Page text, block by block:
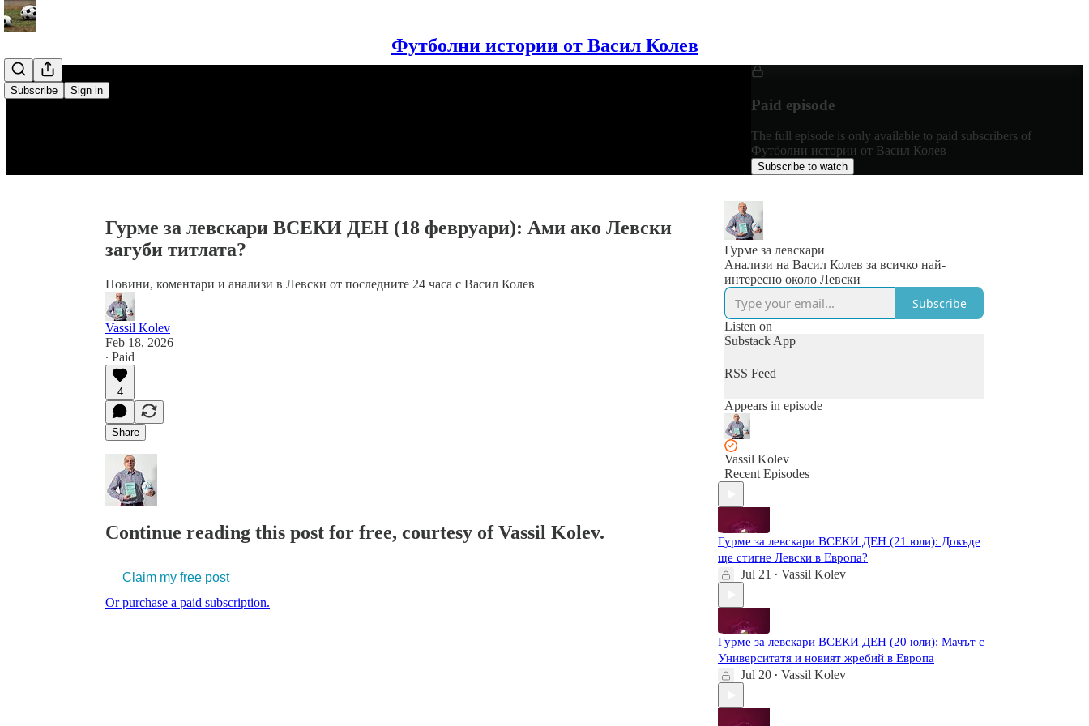
Футболни истории от Васил Колев
Subscribe Sign in
Paid episode
The full episode is only available to paid subscribers of
Футболни истории от Васил Колев
Subscribe to watch
Гурме за левскари ВСЕКИ ДЕН (18 февруари): Ами ако Левски
загуби титлата?
Новини, коментари и анализи в Левски от последните 24 часа с Васил Колев
Vassil Kolev
Feb 18, 2026
∙ Paid
4
Share
Continue reading this post for free, courtesy of Vassil Kolev.
Claim my free post
Or purchase a paid subscription.
Гурме за левскари
Анализи на Васил Колев за всичко най-
интересно около Левски
Subscribe
Listen on
Substack App
RSS Feed
Appears in episode
Vassil Kolev
Recent Episodes
Гурме за левскари ВСЕКИ ДЕН (21 юли): Докъде
ще стигне Левски в Европа?
Jul 21 • Vassil Kolev
Гурме за левскари ВСЕКИ ДЕН (20 юли): Мачът с
Университатя и новият жребий в Европа
Jul 20 • Vassil Kolev